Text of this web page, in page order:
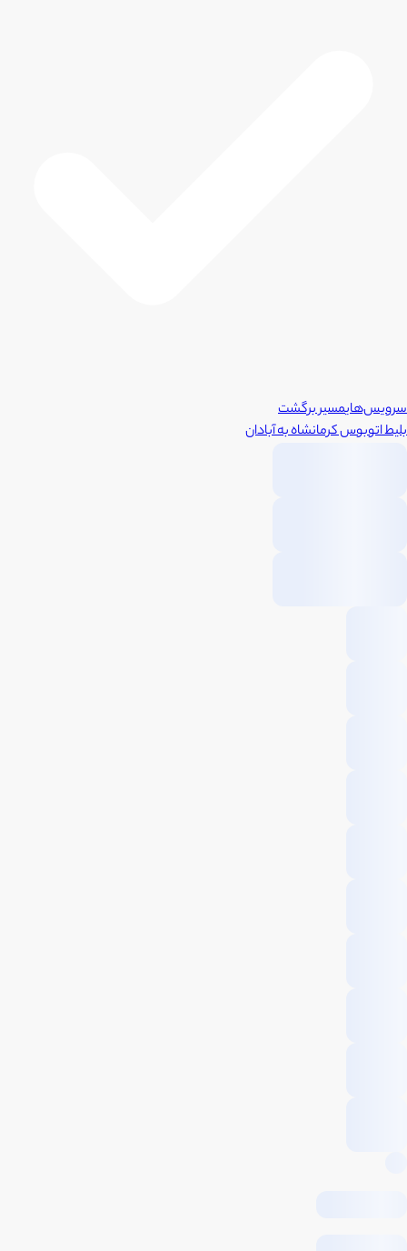
سرویس‌هایمسیر برگشت
بلیط اتوبوسکرمانشاهبهآبادان